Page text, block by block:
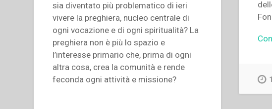
sia diventato più problematico di ieri
vivere la preghiera, nucleo centrale di
ogni vocazione e di ogni spiritualità? La
preghiera non è più lo spazio e
l’interesse primario che, prima di ogni
altra cosa, crea la comunità e rende
feconda ogni attività e missione?